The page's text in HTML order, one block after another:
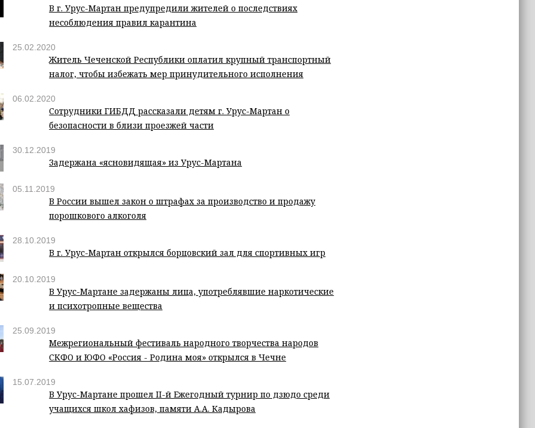
В г. Урус-Мартан предупредили жителей о последствиях
несоблюдения правил карантина
25.02.2020
Житель Чеченской Республики оплатил крупный транспортный
налог, чтобы избежать мер принудительного исполнения
06.02.2020
Сотрудники ГИБДД рассказали детям г. Урус-Мартан о
безопасности в близи проезжей части
30.12.2019
Задержана «ясновидящая» из Урус-Мартана
05.11.2019
В России вышел закон о штрафах за производство и продажу
порошкового алкоголя
28.10.2019
В г. Урус-Мартан открылся борцовский зал для спортивных игр
20.10.2019
В Урус-Мартане задержаны лица, употреблявшие наркотические
и психотропные вещества
25.09.2019
Межрегиональный фестиваль народного творчества народов
СКФО и ЮФО «Россия - Родина моя» открылся в Чечне
15.07.2019
В Урус-Мартане прошел II-й Ежегодный турнир по дзюдо среди
учащихся школ хафизов, памяти А.А. Кадырова